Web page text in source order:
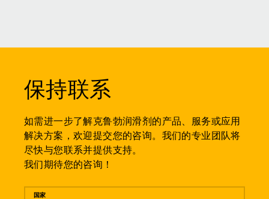
保持联系
如需进一步了解克鲁勃润滑剂的产品、服务或应用
解决方案，欢迎提交您的咨询。我们的专业团队将
尽快与您联系并提供支持。
我们期待您的咨询！
留言
国家